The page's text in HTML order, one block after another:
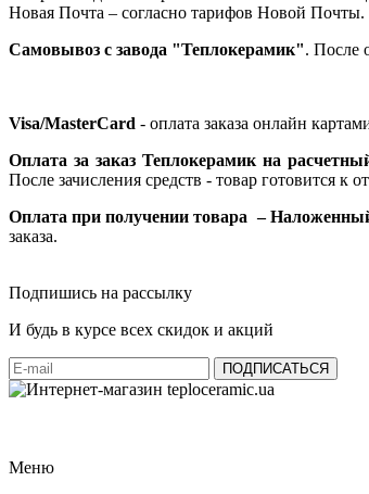
Новая Почта – согласно тарифов Новой Почты.
Самовывоз с завода "Теплокерамик". После
Visa/MasterCard - оплата заказа онлайн
Оплата за заказ Теплокерамик на
После зачисления средств - товар готовится
Оплата при получении товара –
заказа.
Подпишись на рассылку
И будь в курсе всех скидок и акций
Меню